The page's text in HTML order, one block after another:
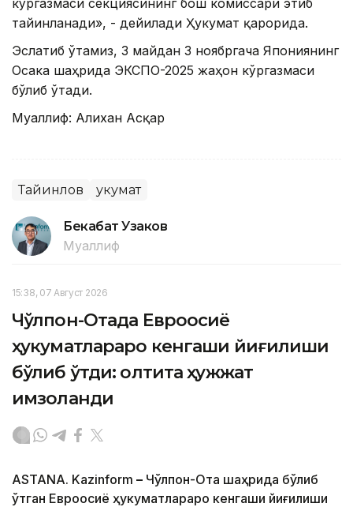
тайинланади», - дейилади Ҳукумат қарорида.
Эслатиб ўтамиз, 3 майдан 3 ноябргача Япониянинг
Осака шаҳрида ЭКСПО-2025 жаҳон кўргазмаси
бўлиб ўтади.
Муаллиф: Алихан Асқар
Тайинлов Ҳукумат
Бекабат Узаков
Муаллиф
15:38, 07 Август 2026
Чўлпон-Отада Евроосиё
ҳукуматлараро кенгаши йиғилиши
бўлиб ўтди: олтита ҳужжат
имзоланди
ASTANA. Kazinform – Чўлпон-Ота шаҳрида бўлиб
ўтган Евроосиё ҳукуматлараро кенгаши йиғилиши